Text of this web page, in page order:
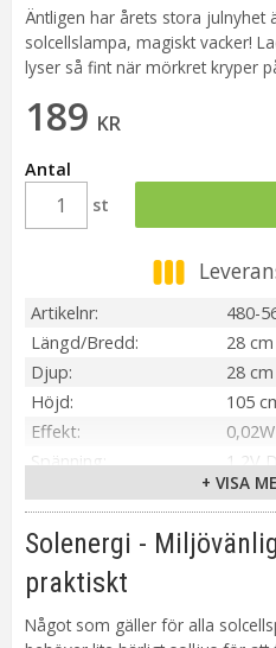
Äntligen har årets stora julnyhet
solcellslampa, magiskt vacker!
lyser så fint när mörkret kryper
189 KR
Antal
st
Artikelnr
480-
Längd/Bredd
28 cm
Djup
28 cm
Höjd
105
Effekt
Spänning
1,2V
IP44
Material / Färg
Svart
Ljuskälla
90 st
Sockel
Livslängd
+ VISA
Solenergi -
praktiskt
Något som gäller för alla